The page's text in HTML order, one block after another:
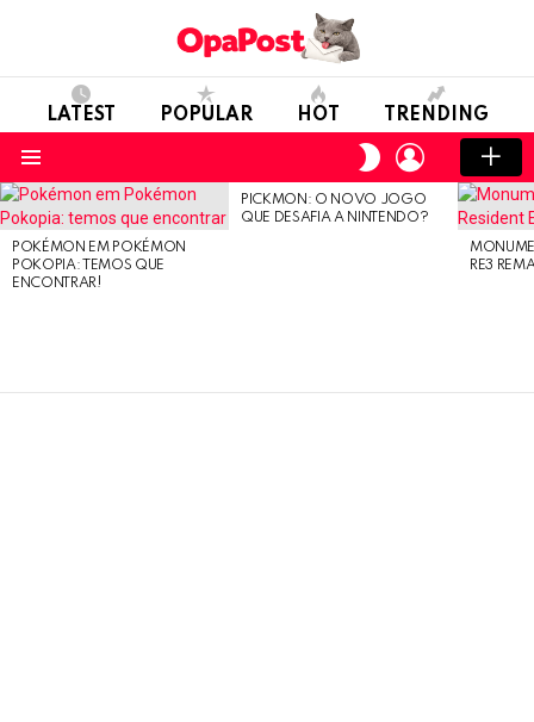
LATEST POPULAR HOT TRENDING
SWITCH
SKIN
LOGIN
LATEST
STORIES
POKÉMON EM POKÉMON
POKOPIA: TEMOS QUE
ENCONTRAR!
PICKMON: O NOVO JOGO
QUE DESAFIA A NINTENDO?
RE3